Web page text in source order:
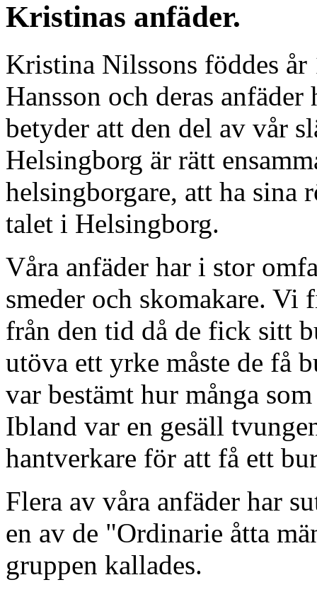
Kristinas anfäder.
Kristina Nilssons föddes år
Hansson och deras
betyder att den del av vår
Helsingborg är rätt
helsingborgare, att ha sina
talet i Helsingborg.
Våra anfäder har i stor
smeder och skomakare.
från den tid då de fick sitt
utöva ett yrke måste de få
var bestämt hur många
Ibland var en gesäll
hantverkare för att få ett
Flera av våra anfäder har
en av de "Ordinarie åtta
gruppen kallades.